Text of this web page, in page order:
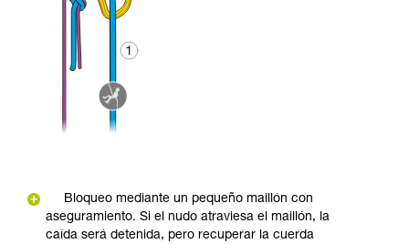
Bloqueo mediante un pequeño maillón con
aseguramiento. Si el nudo atraviesa el maillón, la
caída será detenida, pero recuperar la cuerda